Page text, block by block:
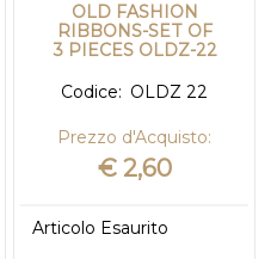
OLD FASHION
RIBBONS-SET OF
3 PIECES OLDZ-22
Codice: OLDZ 22
Prezzo d'Acquisto:
€ 2,60
Articolo Esaurito